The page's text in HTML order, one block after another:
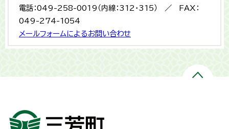
電話：049-258-0019（内線：312・315） ／ FAX：
049-274-1054
メールフォームによるお問い合わせ